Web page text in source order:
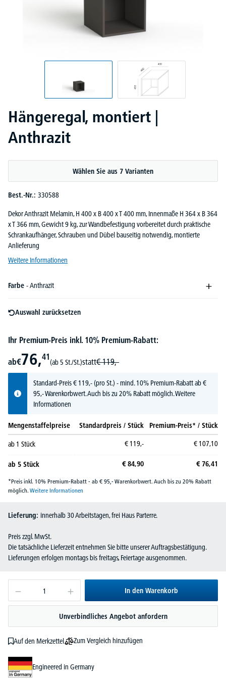
Hängeregal, montiert |
Anthrazit
Wählen Sie aus 7 Varianten
Best.-Nr.: 330588
Dekor Anthrazit Melamin, H 400 x B 400 x T 400 mm, Innenmaße H 364 x B 364
x T 366 mm, Gewicht 9 kg, zur Wandbefestigung vorbereitet durch praktische
Schrankaufhänger, Schrauben und Dübel bauseitig notwendig, montierte
Anlieferung
Weitere Informationen
Farbe - Anthrazit
Auswahl zurücksetzen
Ihr Premium-Preis inkl. 10% Premium-Rabatt:
ab€76,41
(ab 5 St./St.)statt€ 119,-
Standard-Preis€ 119,-(pro St.) - mind. 10% Premium-Rabatt ab €
95,- Warenkorbwert. Auch bis zu 20% Rabatt möglich.Weitere
Informationen
Mengenstaffelpreise Standardpreis / Stück Premium-Preis* / Stück
ab 1 Stück € 119,- € 107,10
ab 5 Stück € 84,90 € 76,41
*Preis inkl. 10% Premium-Rabatt - ab € 95,- Warenkorbwert. Auch bis zu 20% Rabatt
möglich. Weitere Informationen
Lieferung: innerhalb 30 Arbeitstagen, frei Haus Parterre.
Preis zzgl. MwSt.
Die tatsächliche Lieferzeit entnehmen Sie bitte unserer Auftragsbestätigung.
Lieferungen erfolgen montags bis freitags, Feiertage ausgenommen.
In den Warenkorb
Unverbindliches Angebot anfordern
Auf den Merkzettel Zum Vergleich hinzufügen
Engineered in Germany